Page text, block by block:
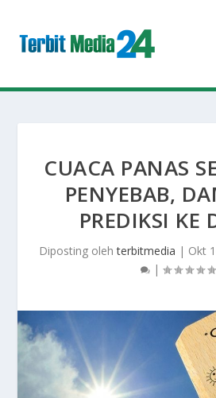
CUACA PANAS
PENYEBAB,
PREDIKSI KE
Diposting olehterbitmedia | Okt
|